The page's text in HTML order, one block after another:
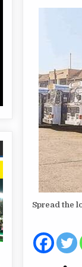
Spread the